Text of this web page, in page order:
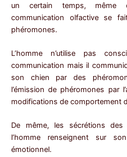
un certain temps, même
communication olfactive se
phéromones.
L’homme n’utilise pas
communication mais il
son chien par des
l’émission de phéromones par
modifications de comportement
De même, les sécrétions des
l’homme renseignent sur
émotionnel.